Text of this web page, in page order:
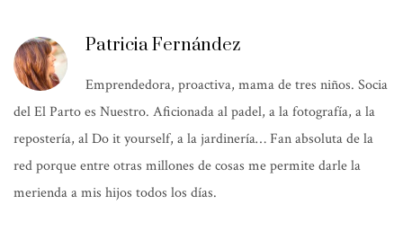
Patricia Fernández
Emprendedora, proactiva, mama de tres niños. Socia
del El Parto es Nuestro. Aficionada al padel, a la fotografía, a la
repostería, al Do it yourself, a la jardinería… Fan absoluta de la
red porque entre otras millones de cosas me permite darle la
merienda a mis hijos todos los días.